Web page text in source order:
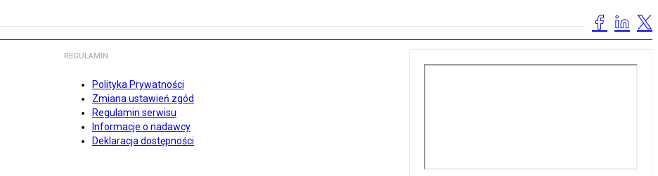
REGULAMIN
Polityka Prywatności
Zmiana ustawień zgód
Regulamin serwisu
Informacje o nadawcy
Deklaracja dostępności